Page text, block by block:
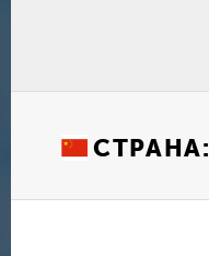
СТРАНА: